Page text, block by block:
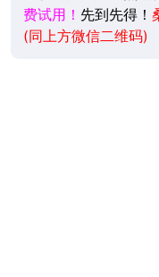
费试用！ 先到先得！
(同上方微信二维码)